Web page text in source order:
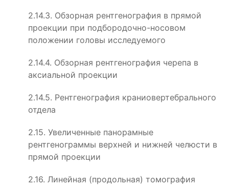
2.14.3. Обзорная рентгенография в прямой
проекции при подбородочно-носовом
положении головы исследуемого
2.14.4. Обзорная рентгенография черепа в
аксиальной проекции
2.14.5. Рентгенография краниовертебрального
отдела
2.15. Увеличенные панорамные
рентгенограммы верхней и нижней челюсти в
прямой проекции
2.16. Линейная (продольная) томография